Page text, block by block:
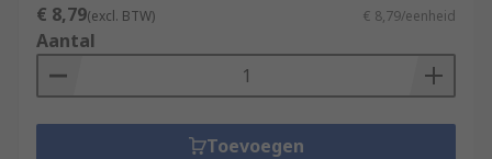
€ 8,79(excl. BTW) € 8,79/eenheid
Aantal
Toevoegen